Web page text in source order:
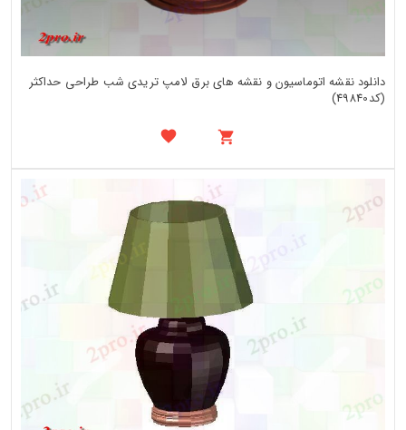
دانلود نقشه اتوماسیون و نقشه های برق لامپ تریدی شب طراحی حداکثر
(کد49840)